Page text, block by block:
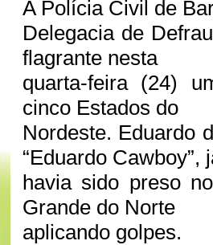
A Polícia Civil de
Delegacia de
flagrante nesta
quarta-feira (24)
cinco Estados do
Nordeste. Eduardo
“Eduardo Cawboy”,
havia sido preso
Grande do Norte
aplicando golpes.